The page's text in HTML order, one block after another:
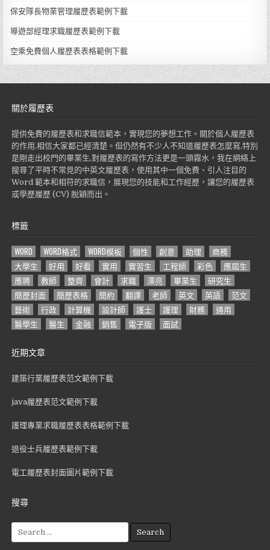
保安隊長物業管理履歷表範例下載
導遊部經理求職履歷表範例下載
空乘免費個人履歷表表格範例下載
關於履歷表
提供免費的履歷表和求職信範本，實現您的夢想工作。關於個人履歷表
的作用,相信大家都已經清楚。但仍然有不少人不知道履歷表怎麼寫,特別
是剛走出校門的畢業生,對履歷表的寫作方法更是一頭霧水，我在網絡上
搜尋了平時不常見的中英文履歷表，使用其中一個免費、引人注目的
Word 範本和相符的求職信，展現您的技能和工作經歷，讓您的履歷表
或學歷履歷 (CV) 脫穎而出。
標籤
WORD WORD格式 WORD模板 個性 創意 助理
商務
大學生
好用 好看 實用 實習生 工程師 彩色
應屆生
應聘
教師 整齊 會計 求職 漂亮 畢業生
研究生
簡歷封面
簡歷表格 簡約 翻譯 老師 英文 英語
范文
藝術
行政 計算機 設計師 護士 護理 財務
通用
醫學生
醫生 金融 銷售 電子版 面試
近期文章
建築行業履歷表范文範例下載
java履歷表范文範例下載
護理專業求職履歷表表格範例下載
退役士兵履歷表範例下載
電工履歷表封面圖片範例下載
搜尋
e